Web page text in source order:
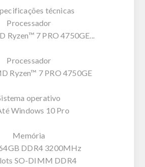
técnicas
Processador
Ryzen™ 7 PRO 4750GE...
Processador
Ryzen™ 7 PRO 4750GE
operativo
Windows 10 Pro
Memória
DDR4 3200MHz
SO-DIMM DDR4